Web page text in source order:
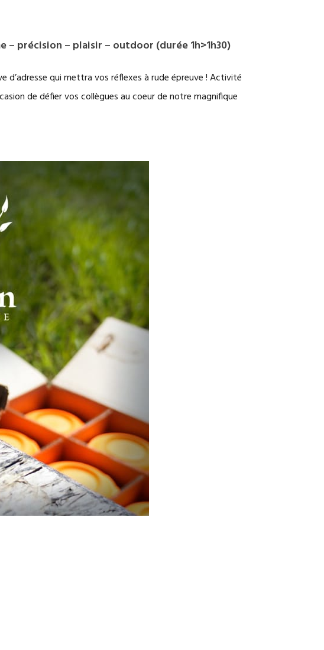
précision – plaisir – outdoor (durée 1h>1h30)
d’adresse qui mettra vos réflexes à rude épreuve ! Activité
de défier vos collègues au coeur de notre magnifique